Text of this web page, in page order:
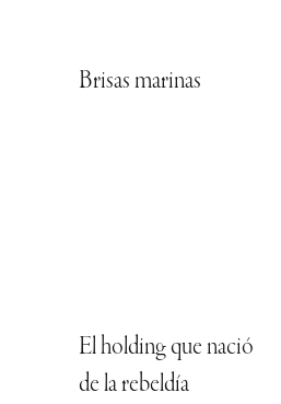
Brisas marinas
El holding que nació
de la rebeldía